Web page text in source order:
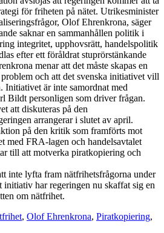
för friheten på nätet. Utrikesminister
Olof Ehrenkrona, säger
saknar en sammanhållen politik i
integritet, upphovsrätt, handelspolitik
efter ett föråldrat stuprörstänkande
menar att det måste skapas en
och att det svenska initiativet vill
Initiativet är inte samordnat med
Bildt personligen som driver frågan.
att diskuteras på den
arrangerar i slutet av april.
på den kritik som framförts mot
med FRA-lagen och handelsavtalet
till att motverka piratkopiering och
inte lyfta fram nätfrihetsfrågorna under
initiativ har regeringen nu skaffat sig en
om nätfrihet.
, Olof Ehrenkrona, Piratkopiering,